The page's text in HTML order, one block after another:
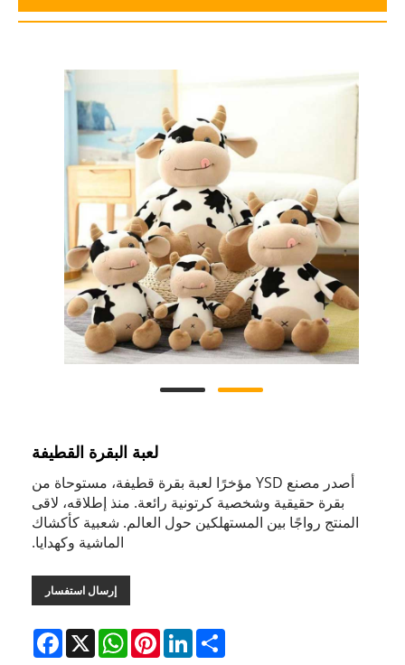
لعبة البقرة القطيفة
أصدر مصنع YSD مؤخرًا لعبة بقرة قطيفة، مستوحاة من
بقرة حقيقية وشخصية كرتونية رائعة. منذ إطلاقه، لاقى
المنتج رواجًا بين المستهلكين حول العالم. شعبية كأكشاك
الماشية وكهدايا.
إرسال استفسار
Facebook X
WhatsAppPinterestLinkedInShare